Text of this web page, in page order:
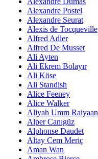
Alexandre Postel
Alexandre Seurat
Alexis de Tocqueville
Alfred Adler
Alfred De Musset
Ali Ayten
Ali Ekrem Bolayır
Ali Köse
Ali Standish
Alice Feeney
Alice Walker
Aliyah Umm Raiyaan
Alper Canıgüz
Alphonse Daudet
Altay Cem Meriç
Aman Wan